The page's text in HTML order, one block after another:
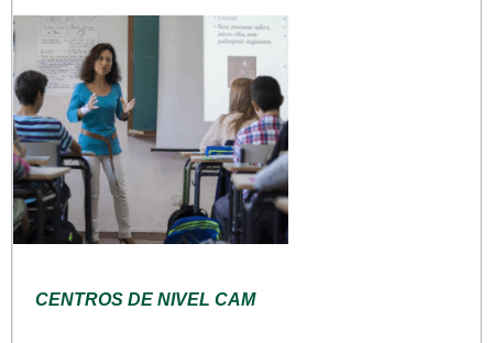
CENTROS DE NIVEL CAM